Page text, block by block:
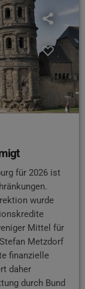
für 2026 ist
wurde
Mittel für
Metzdorf
finanzielle
daher
durch Bund